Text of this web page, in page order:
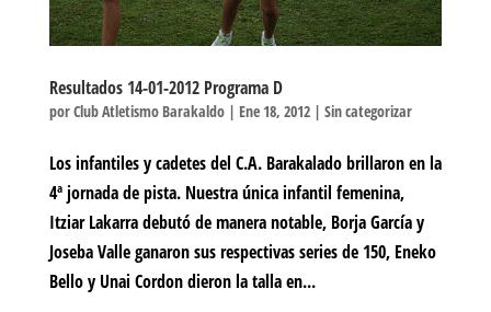
Resultados 14-01-2012 Programa D
porClub Atletismo Barakaldo| Ene 18, 2012| Sin categorizar
Los infantiles y cadetes del C.A. Barakalado brillaron en la
4ª jornada de pista. Nuestra única infantil femenina,
Itziar Lakarra debutó de manera notable, Borja García y
Joseba Valle ganaron sus respectivas series de 150, Eneko
Bello y Unai Cordon dieron la talla en...